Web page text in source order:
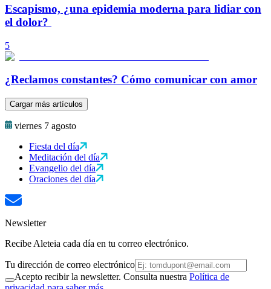
Escapismo, ¿una epidemia moderna para lidiar con
el dolor?
5
¿Reclamos constantes? Cómo comunicar con amor
Cargar más artículos
viernes 7 agosto
Fiesta del día
Meditación del día
Evangelio del día
Oraciones del día
Newsletter
Recibe Aleteia cada día en tu correo electrónico.
Tu dirección de correo electrónico
Acepto recibir la newsletter. Consulta nuestra Política de